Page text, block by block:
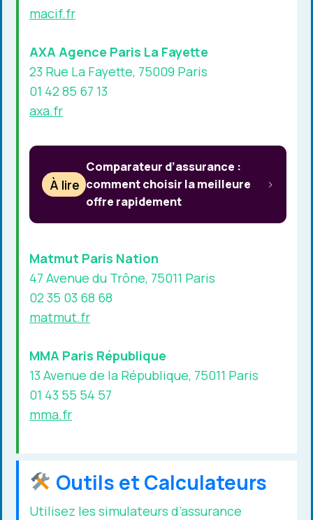
macif.fr
AXA Agence Paris La Fayette
23 Rue La Fayette, 75009 Paris
01 42 85 67 13
axa.fr
À lire
Comparateur d’assurance :
comment choisir la meilleure
offre rapidement
Matmut Paris Nation
47 Avenue du Trône, 75011 Paris
02 35 03 68 68
matmut.fr
MMA Paris République
13 Avenue de la République, 75011 Paris
01 43 55 54 57
mma.fr
Outils et Calculateurs
Utilisez les simulateurs d’assurance